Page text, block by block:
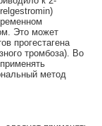
Это может
прогестагена
тромбоза). Во
метод